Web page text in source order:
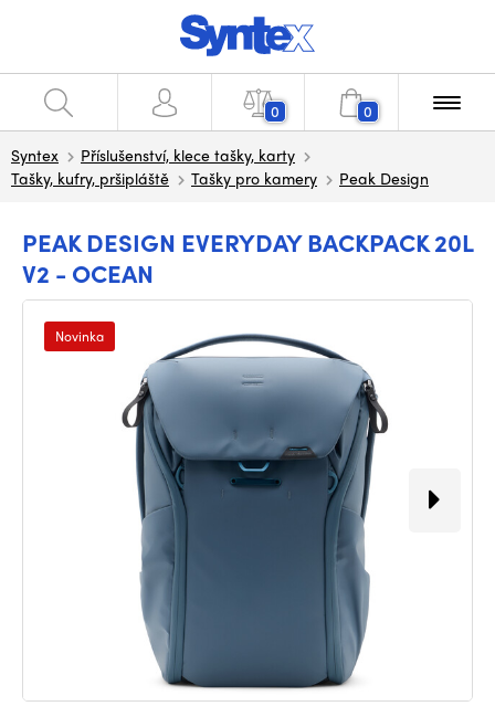
0 0
Syntex
Příslušenství, klece tašky, karty
Tašky, kufry, pršipláště
Tašky pro kamery Peak Design
PEAK DESIGN EVERYDAY BACKPACK 20L
V2 - OCEAN
Novinka